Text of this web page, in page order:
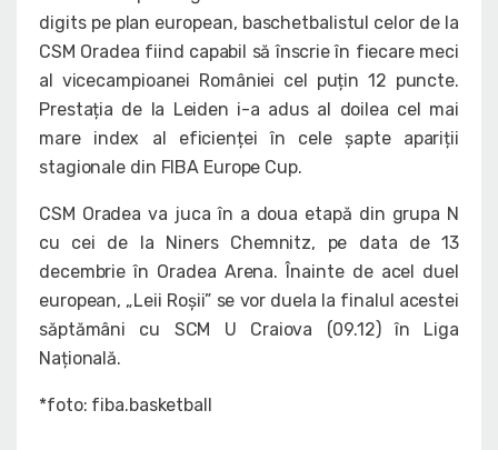
digits pe plan european, baschetbalistul celor de la
CSM Oradea fiind capabil să înscrie în fiecare meci
al vicecampioanei României cel puțin 12 puncte.
Prestația de la Leiden i-a adus al doilea cel mai
mare index al eficienței în cele șapte apariții
stagionale din FIBA Europe Cup.
CSM Oradea va juca în a doua etapă din grupa N
cu cei de la Niners Chemnitz, pe data de 13
decembrie în Oradea Arena. Înainte de acel duel
european, „Leii Roșii” se vor duela la finalul acestei
săptămâni cu SCM U Craiova (09.12) în Liga
Națională.
*foto: fiba.basketball